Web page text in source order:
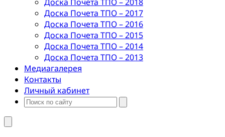
Доска Почета ТПО – 2017
Доска Почета ТПО – 2016
Доска Почета ТПО – 2015
Доска Почета ТПО – 2014
Доска Почета ТПО – 2013
Медиагалерея
Контакты
Личный кабинет